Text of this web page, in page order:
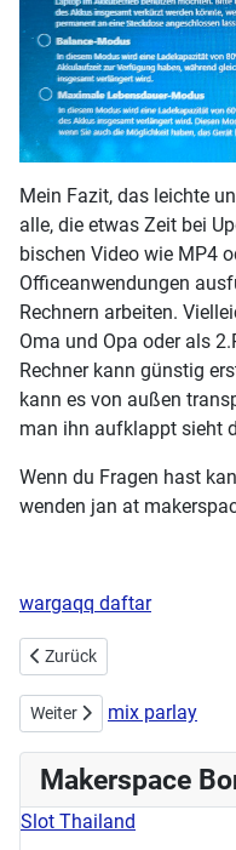
Mein Fazit, das leichte
alle, die etwas Zeit bei
bischen Video wie MP4
Officeanwendungen
Rechnern arbeiten.
Oma und Opa oder als
Rechner kann günstig
kann es von außen
man ihn aufklappt sieht
Wenn du Fragen hast
wenden jan at
wargaqq daftar
Vorheriger Beitrag:
Zurück
Nächster Beitrag: Demo
Weiter mix parlay
Makerspace
Slot Thailand